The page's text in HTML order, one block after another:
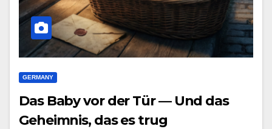
GERMANY
Das Baby vor der Tür — Und das
Geheimnis, das es trug